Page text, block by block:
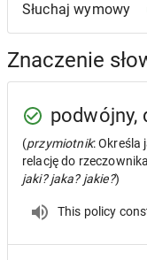
Słuchaj wymowy
Znaczenie
podwójny,
(przymiotnik: Określa
relację do
jaki? jaka? jakie?)
This policy